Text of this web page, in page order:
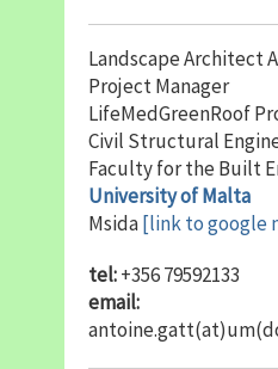
Landscape Architect
Project Manager
LifeMedGreenRoof
Civil Structural
Faculty for the Built
University of Malta
Msida[link to google
tel:+356 79592133
email: